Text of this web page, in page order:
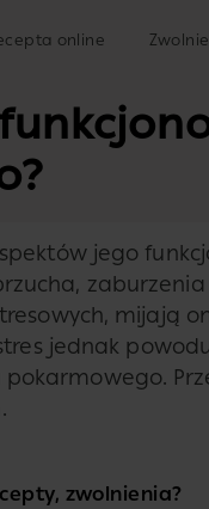
online
jego
mijają
jednak
zwolnienia?